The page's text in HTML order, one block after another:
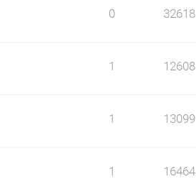
0 32618
1 12608
1 13099
1 16464